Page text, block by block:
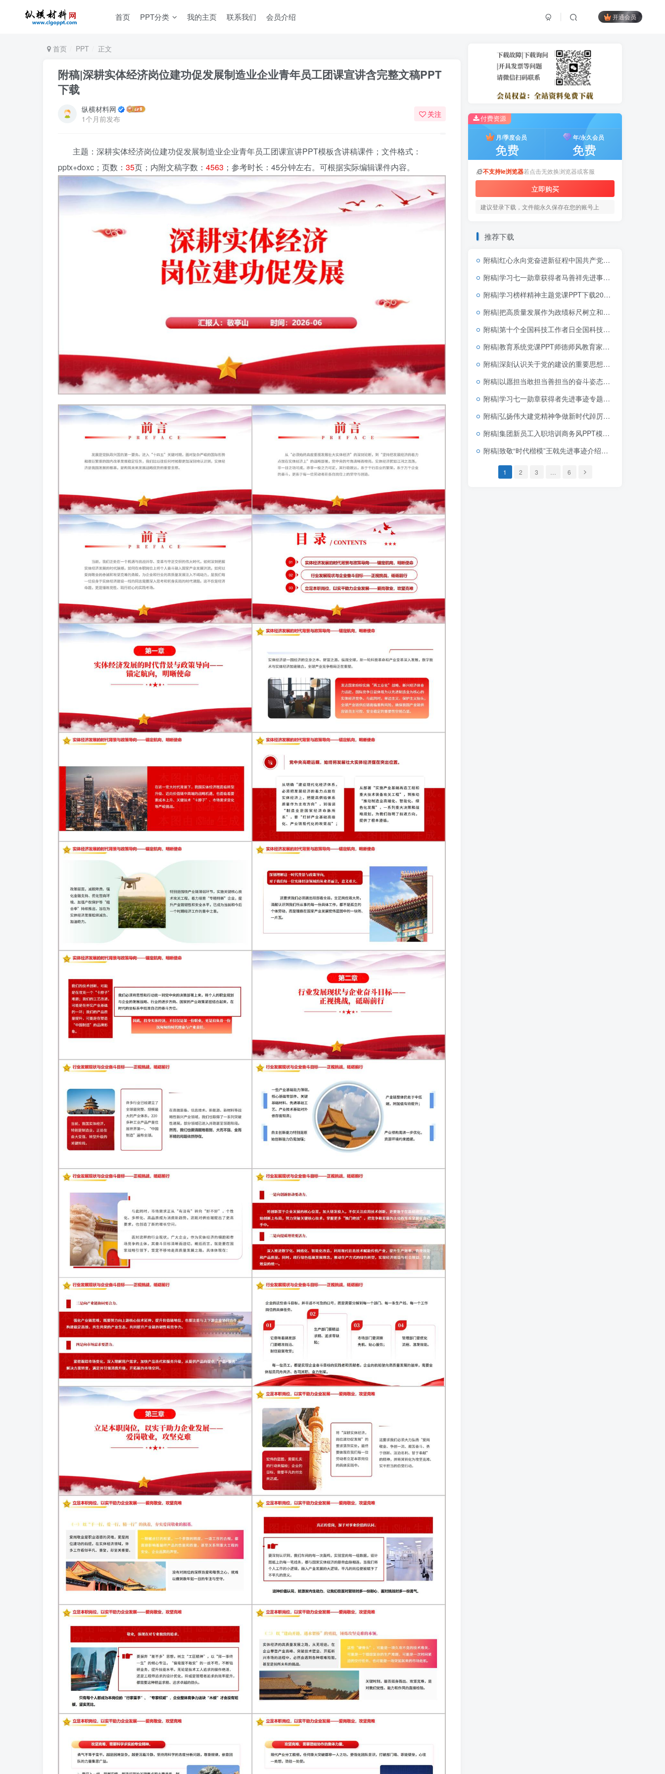
首页 PPT分类 我的主页 联系我们 会员介绍 开通会员
首页 PPT 正文
附稿|深耕实体经济岗位建功促发展制造业企业青年员工团课宣讲含完整文稿PPT
下载
纵横材料网
1个月前发布
关注
主题：深耕实体经济岗位建功促发展制造业企业青年员工团课宣讲PPT模板含讲稿课件 ；文件格式：
pptx+doxc；页数： 35页；内附文稿字数： 4563 ；参考时长：45分钟左右。可根据实际编辑课件内容。
付费资源
月/季度会员
免费
年/永久会员
免费
不支持ie浏览器若点击无效换浏览器或客服
立即购买
建议登录下载，文件能永久保存在您的账号上
推荐下载
附稿|红心永向党奋进新征程中国共产党成立105周年专题党课党建PPT模板
附稿|学习七一勋章获得者马善祥先进事迹社区书记讲党课PPT课件
附稿|学习榜样精神主题党课PPT下载2026“七一勋章”的精神解码
附稿|把高质量发展作为政绩标尺树立和践行正确政绩观党课PPT模板
附稿|第十个全国科技工作者日全国科技活动周十五五主题高校团支部团课宣讲PPT下载
附稿|教育系统党课PPT师德师风教育家精神课件下载
附稿|深刻认识关于党的建设的重要思想的重大意义可编辑思政党课团课PPT课件下载
附稿|以愿担当敢担当善担当的奋斗姿态创造政绩2026年学习教育专题党课ppt课件
附稿|学习七一勋章获得者先进事迹专题党课PPT课件带讲稿党支部七一建党节微党课幻灯片模板
附稿|弘扬伟大建党精神争做新时代踔厉奋发的优秀共产党员七月宣讲党课PPT下载
附稿|集团新员工入职培训商务风PPT模板企业新人岗前培训课件
附稿|致敬“时代楷模”王戟先进事迹介绍思政课党课ppt模板
1 2 3 6